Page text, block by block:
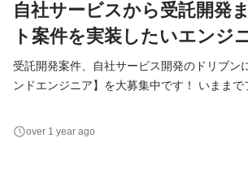
自社サービスから受託開発
ト案件を実装したいエンジ
受託開発案件、自社サービス開発のドリブン
ンドエンジニア】を大募集中です！ いままでフロントエンド、イ
てきた方であれば歓迎です！（自身のご経験
over 1 year ago